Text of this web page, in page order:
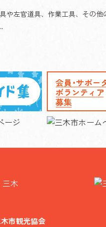
や左官道具、作業工具、その他
市観光協会